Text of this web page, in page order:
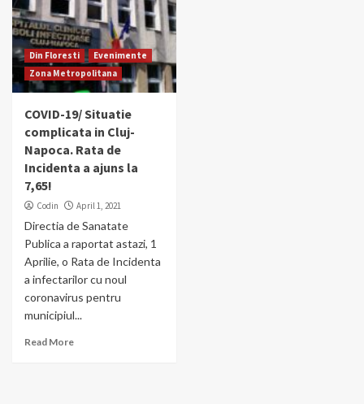
Din Floresti
Evenimente
Zona Metropolitana
COVID-19/ Situatie
complicata in Cluj-
Napoca. Rata de
Incidenta a ajuns la
7,65!
Codin April 1, 2021
Directia de Sanatate
Publica a raportat astazi, 1
Aprilie, o Rata de Incidenta
a infectarilor cu noul
coronavirus pentru
municipiul...
Read More